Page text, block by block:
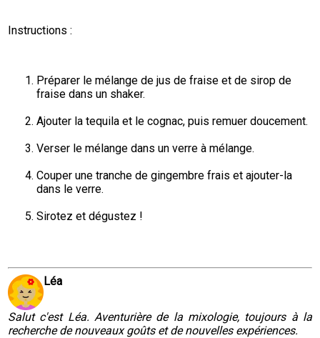
Instructions :
Préparer le mélange de jus de fraise et de sirop de
fraise dans un shaker.
Ajouter la tequila et le cognac, puis remuer doucement.
Verser le mélange dans un verre à mélange.
Couper une tranche de gingembre frais et ajouter-la
dans le verre.
Sirotez et dégustez !
Léa
Salut c'est Léa. Aventurière de la mixologie, toujours à la
recherche de nouveaux goûts et de nouvelles expériences.